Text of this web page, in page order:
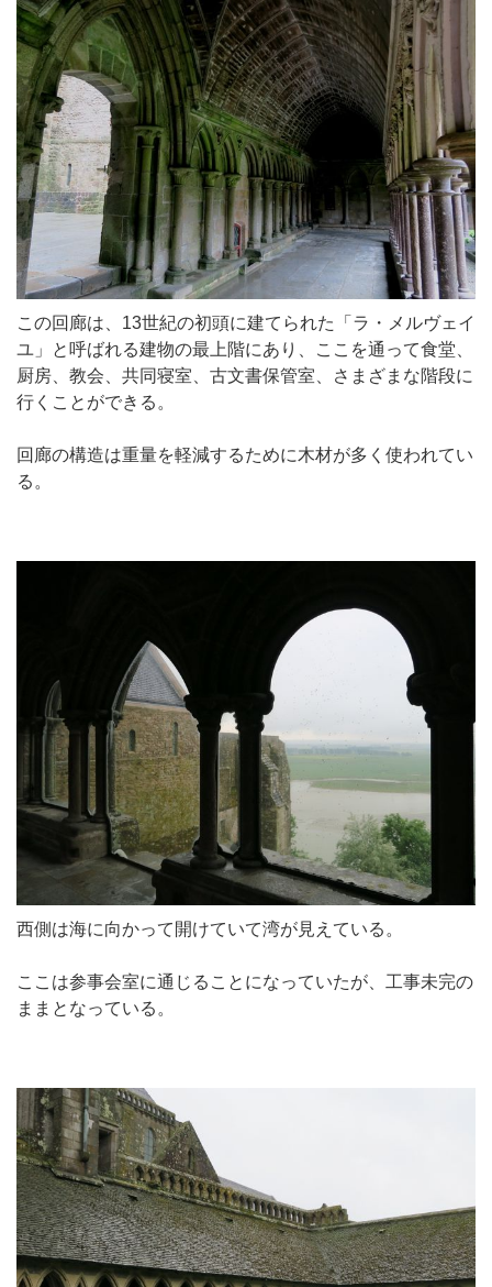
この回廊は、13世紀の初頭に建てられた「ラ・メルヴェイ
ユ」と呼ばれる建物の最上階にあり、ここを通って食堂、
厨房、教会、共同寝室、古文書保管室、さまざまな階段に
行くことができる。
回廊の構造は重量を軽減するために木材が多く使われてい
る。
西側は海に向かって開けていて湾が見えている。
ここは参事会室に通じることになっていたが、工事未完の
ままとなっている。